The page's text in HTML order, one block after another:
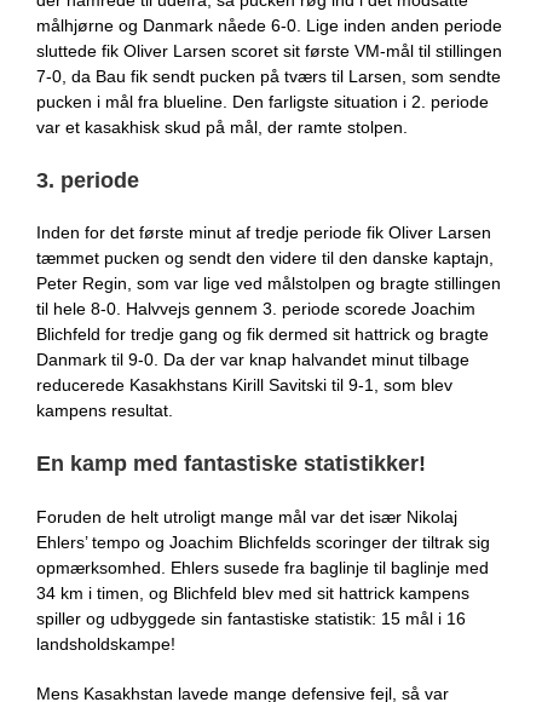
målhjørne og Danmark nåede 6-0. Lige inden anden periode
sluttede fik Oliver Larsen scoret sit første VM-mål til stillingen
7-0, da Bau fik sendt pucken på tværs til Larsen, som sendte
pucken i mål fra blueline. Den farligste situation i 2. periode
var et kasakhisk skud på mål, der ramte stolpen.
3. periode
Inden for det første minut af tredje periode fik Oliver Larsen
tæmmet pucken og sendt den videre til den danske kaptajn,
Peter Regin, som var lige ved målstolpen og bragte stillingen
til hele 8-0. Halvvejs gennem 3. periode scorede Joachim
Blichfeld for tredje gang og fik dermed sit hattrick og bragte
Danmark til 9-0. Da der var knap halvandet minut tilbage
reducerede Kasakhstans Kirill Savitski til 9-1, som blev
kampens resultat.
En kamp med fantastiske statistikker!
Foruden de helt utroligt mange mål var det især Nikolaj
Ehlers’ tempo og Joachim Blichfelds scoringer der tiltrak sig
opmærksomhed. Ehlers susede fra baglinje til baglinje med
34 km i timen, og Blichfeld blev med sit hattrick kampens
spiller og udbyggede sin fantastiske statistik: 15 mål i 16
landsholdskampe!
Mens Kasakhstan lavede mange defensive fejl, så var